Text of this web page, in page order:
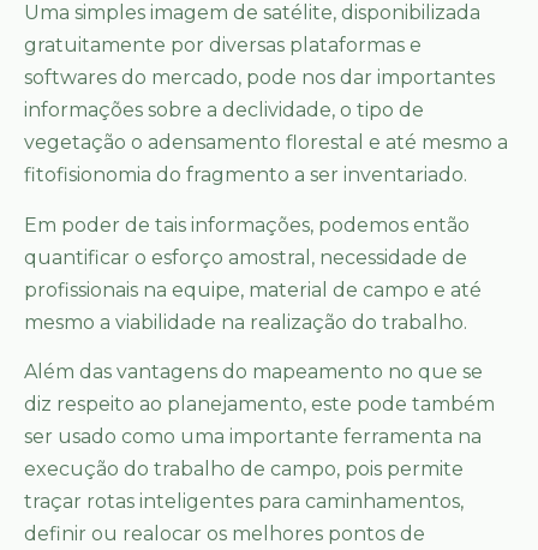
Uma simples imagem de satélite, disponibilizada
gratuitamente por diversas plataformas e
softwares do mercado, pode nos dar importantes
informações sobre a declividade, o tipo de
vegetação o adensamento florestal e até mesmo a
fitofisionomia do fragmento a ser inventariado.
Em poder de tais informações, podemos então
quantificar o esforço amostral, necessidade de
profissionais na equipe, material de campo e até
mesmo a viabilidade na realização do trabalho.
Além das vantagens do mapeamento no que se
diz respeito ao planejamento, este pode também
ser usado como uma importante ferramenta na
execução do trabalho de campo, pois permite
traçar rotas inteligentes para caminhamentos,
definir ou realocar os melhores pontos de